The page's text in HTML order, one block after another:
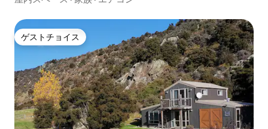
ゲストチョイス
ゲストチョイス